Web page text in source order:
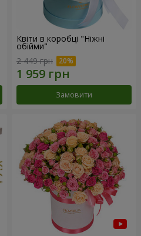
Квіти в коробці "Ніжні
обійми"
2 449 грн
Замовити